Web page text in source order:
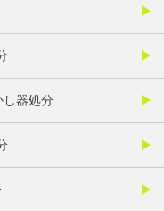
し器処分